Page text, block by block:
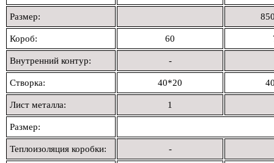
Размер:
Короб: 60
Внутренний контур: -
Створка: 40*20
Лист металла: 1
Размер:
Теплоизоляция коробки: -